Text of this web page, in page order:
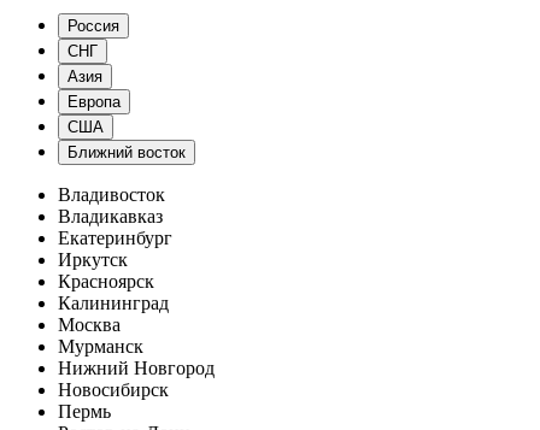
Россия
СНГ
Азия
Европа
США
Ближний восток
Владивосток
Владикавказ
Екатеринбург
Иркутск
Красноярск
Калининград
Москва
Мурманск
Нижний Новгород
Новосибирск
Пермь